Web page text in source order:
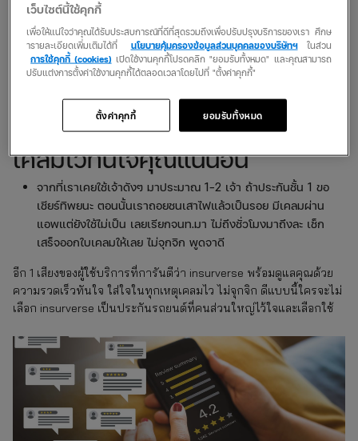
เพราะที่ insurverse เป็นประกันในเครือของทิพยประกันภัย จึงมั่นใจ
ได้ว่าราคาเบี้ยถูก แถมยังมีส่วนลดอีกเพียบเมื่อคุณทำตามเงื่อนไขและ
แต่ละเดือนยังมีโปรลดราคาให้คุณอีกด้วย ถ้าพูดถึงเรื่องราคาเบี้ย
ประกัน insurverse ยืนหนึ่งในเรื่องความถูกและคุ้มค่าที่สุด
คุ้มครองทันทีหลังจากชำระเงิน
เคลมไวทันใจคุณแน่นอน
จากที่เราเคยใช้เจ้าดังๆ มาประมาณ 1-2 เจ้า ถ้าประกันชั้น 1 ขอ
เชียร์ทิพยนะ ตอนนั้นเราถอยชนเสาไฟแล้วเป็นรอย มีเคลมผ่าน
แอพแต่ยังใช้ไม่เป็น เลยเรียกจนท.มา ไม่ถึงชั่วโมงมาถึงละ เช็ก
เสร็จออกใบเคลมให้เลย ไม่จุกจิก พูดจาดี
อีก 1 เสียงของผู้ใช้บริการที่การันตีว่า insurverse พร้อมดูแลคุณด้วย
ความรวดเร็วทันใจ ใส่ใจในทุกเหตุเคลมไว ไม่จุกจิก ดีแบบนี้ใครจะไม่
เลือก insurverse เป็นประกันรถยนต์ที่คนส่วนใหญ่ไว้ใจและเลือกใช้
เว็บไซต์นี้ใช้คุกกี้
เพื่อให้แน่ใจว่าคุณได้รับประสบการณ์ที่ดีที่สุดรวมถึงเพื่อปรับปรุงบริการของเรา ศึกษ
ารายละเอียดเพิ่มเติมได้ที่
นโยบายคุ้มครองข้อมูลส่วนบุคคลของบริษัทฯในส่วน
การใช้คุกกี้ (cookies) เปิดใช้งานคุกกี้โปรดคลิก "ยอมรับทั้งหมด" และคุณสามารถ
ปรับแต่งการตั้งค่าใช้งานคุกกี้ได้ตลอดเวลาโดยไปที่ "ตั้งค่าคุกกี้"
ยอมรับทั้งหมด
ตั้งค่าคุกกี้